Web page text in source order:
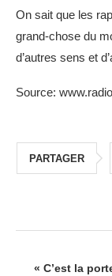
On sait que les
grand-chose du
d’autres sens et
Source:
PARTAGER
« C’est la